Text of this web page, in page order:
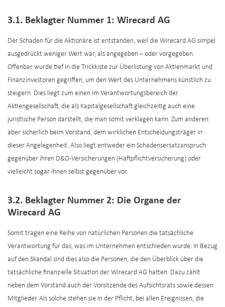
3.1. Beklagter Nummer 1: Wirecard AG
Der Schaden für die Aktionäre ist entstanden, weil die Wirecard AG simpel
ausgedrückt weniger Wert war, als angegeben – oder vorgegeben.
Offenbar wurde tief in die Trickkiste zur Überlistung von Aktienmarkt und
Finanzinvestoren gegriffen, um den Wert des Unternehmens künstlich zu
steigern. Dies liegt zum einen im Verantwortungsbereich der
Aktiengesellschaft, die als Kapitalgesellschaft gleichzeitig auch eine
juristische Person darstellt, die man somit verklagen kann. Zum anderen
aber sicherlich beim Vorstand, dem wirklichen Entscheidungsträger in
dieser Angelegenheit. Also liegt entweder ein Schadensersatzanspruch
gegenüber ihren D&O-Versicherungen (Haftpflichtversicherung) oder
vielleicht sogar ihnen selbst gegenüber vor.
3.2. Beklagter Nummer 2: Die Organe der
Wirecard AG
Somit tragen eine Reihe von natürlichen Personen die tatsächliche
Verantwortung für das, was im Unternehmen entschieden wurde. In Bezug
auf den Skandal sind dies also die Personen, die den Überblick über die
tatsächliche finanzielle Situation der Wirecard AG hatten. Dazu zählt
neben dem Vorstand auch der Vorsitzende des Aufsichtsrats sowie dessen
Mitglieder. Als solche stehen sie in der Pflicht, bei allen Ereignissen, die